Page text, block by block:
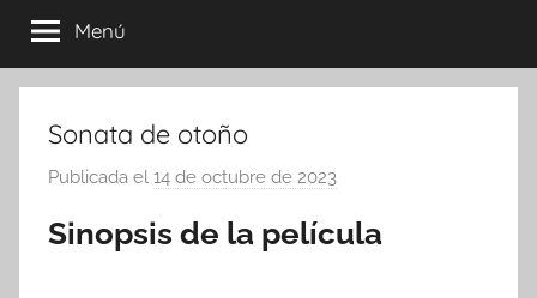
Menú
Sonata de otoño
Publicada el 14 de octubre de 2023
r
Sinopsis de la película